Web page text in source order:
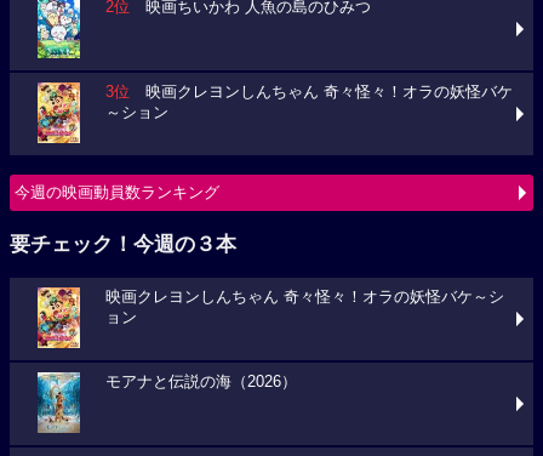
2位 映画ちいかわ 人魚の島のひみつ
3位 映画クレヨンしんちゃん 奇々怪々！オラの妖怪バケ
～ション
今週の映画動員数ランキング
要チェック！今週の３本
映画クレヨンしんちゃん 奇々怪々！オラの妖怪バケ～シ
ョン
モアナと伝説の海（2026）